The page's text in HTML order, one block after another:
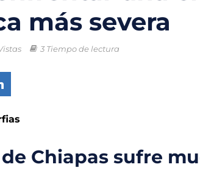
del Mundial 2026 tendrán una nueva
y energía solar: la apuesta científica
más densas podrían reducir las emisiones
más severa
3 Tiempo de lectura
Chiapas sufre